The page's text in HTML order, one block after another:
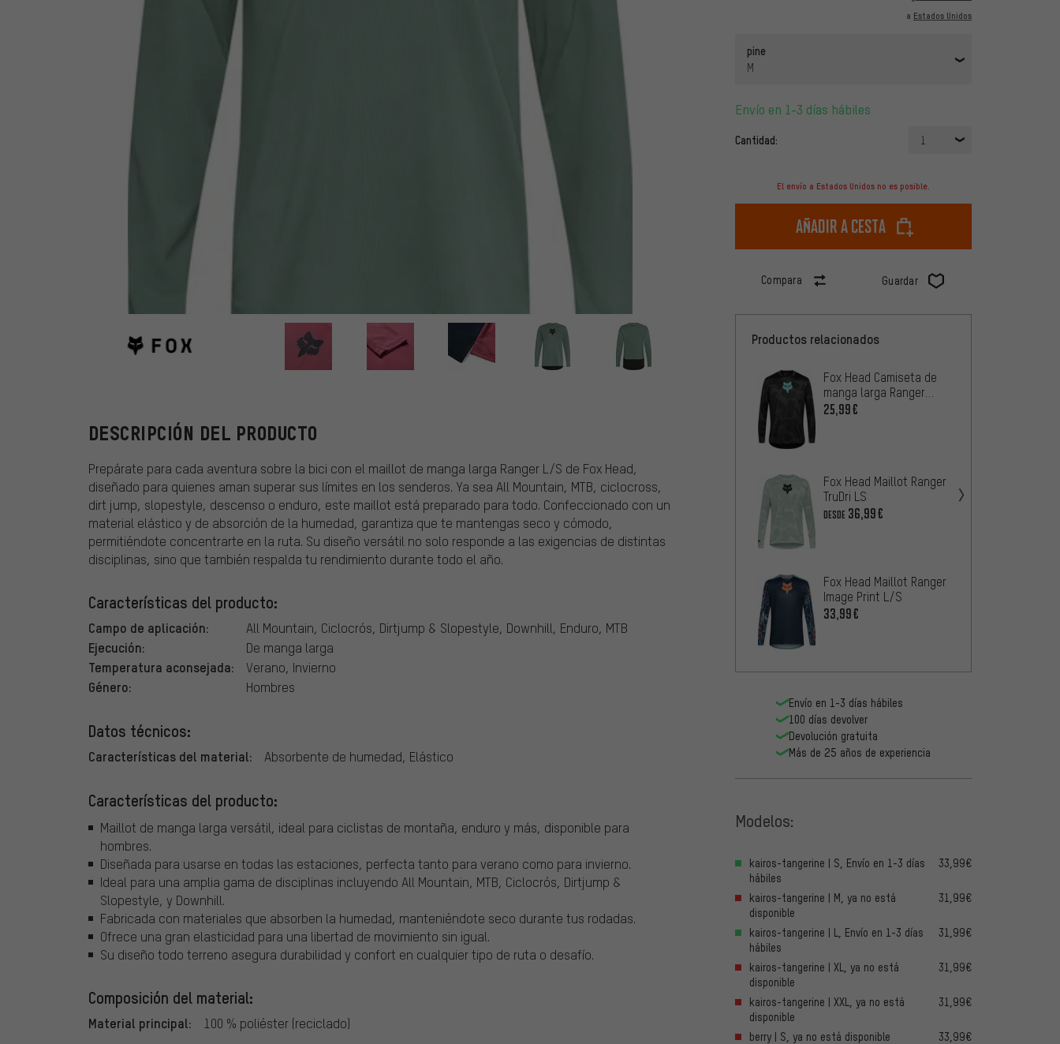
a Estados Unidos
pine
M
Envío en 1-3 días hábiles
Cantidad: 1
El envío a Estados Unidos no es posible.
Añadir a cesta
Compara Guardar
Fox Head
DESCRIPCIÓN DEL PRODUCTO
Prepárate para cada aventura sobre la bici con el maillot de manga larga Ranger L/S de Fox Head,
diseñado para quienes aman superar sus límites en los senderos. Ya sea All Mountain, MTB, ciclocross,
dirt jump, slopestyle, descenso o enduro, este maillot está preparado para todo. Confeccionado con un
material elástico y de absorción de la humedad, garantiza que te mantengas seco y cómodo,
permitiéndote concentrarte en la ruta. Su diseño versátil no solo responde a las exigencias de distintas
disciplinas, sino que también respalda tu rendimiento durante todo el año.
Características del producto:
Campo de aplicación: All Mountain, Ciclocrós, Dirtjump & Slopestyle, Downhill, Enduro, MTB
Ejecución: De manga larga
Temperatura aconsejada: Verano, Invierno
Género: Hombres
Datos técnicos:
Características del material: Absorbente de humedad, Elástico
Características del producto:
Maillot de manga larga versátil, ideal para ciclistas de montaña, enduro y más, disponible para
hombres.
Diseñada para usarse en todas las estaciones, perfecta tanto para verano como para invierno.
Ideal para una amplia gama de disciplinas incluyendo All Mountain, MTB, Ciclocrós, Dirtjump &
Slopestyle, y Downhill.
Fabricada con materiales que absorben la humedad, manteniéndote seco durante tus rodadas.
Ofrece una gran elasticidad para una libertad de movimiento sin igual.
Su diseño todo terreno asegura durabilidad y confort en cualquier tipo de ruta o desafío.
Composición del material:
Material principal: 100 % poliéster (reciclado)
Productos relacionados
Fox Head Camiseta de
manga larga Ranger
Trudri
25,99€
Fox Head Maillot Ranger
TruDri LS
DESDE 36,99€
Fox Head Maillot Ranger
Image Print L/S
33,99€
Envío en 1-3 días hábiles
100 días devolver
Devolución gratuita
Más de 25 años de experiencia
Modelos:
kairos-tangerine | S, Envío en 1-3 días
hábiles
33,99€
kairos-tangerine | M, ya no está
disponible
31,99€
kairos-tangerine | L, Envío en 1-3 días
hábiles
31,99€
kairos-tangerine | XL, ya no está
disponible
31,99€
kairos-tangerine | XXL, ya no está
disponible
31,99€
berry | S, ya no está disponible
33,99€